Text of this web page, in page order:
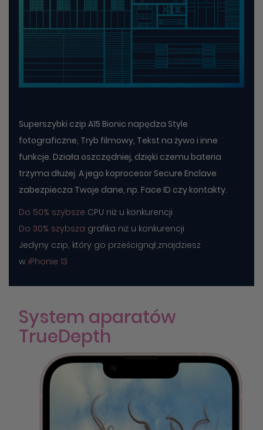
Superszybki czip A15 Bionic napędza Style
fotograficzne, Tryb filmowy, Tekst na żywo i inne
funkcje. Działa oszczędniej, dzięki czemu bateria
trzyma dłużej. A jego koprocesor Secure Enclave
zabezpiecza Twoje dane, np. Face ID czy kontakty.
Do 50% szybsze CPU niż u konkurencji
Do 30% szybsza grafika niż u konkurencji
Jedyny czip, który go prześcignął,znajdziesz
w iPhonie 13
System aparatów
TrueDepth